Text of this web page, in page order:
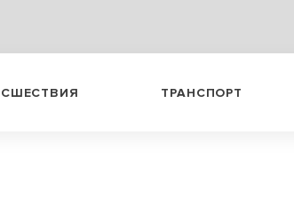
ТРАНСПОРТ